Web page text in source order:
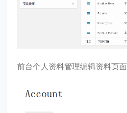
前台个人资料管理编辑资料页面